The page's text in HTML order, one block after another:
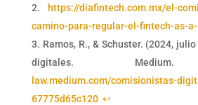
https://diafintech.com.mx/el-
camino-para-regular-el-fintech-as-
Ramos, R., & Schuster. (2024,
digitales.
law.medium.com/comisionistas-
67775d65c120 ↩︎